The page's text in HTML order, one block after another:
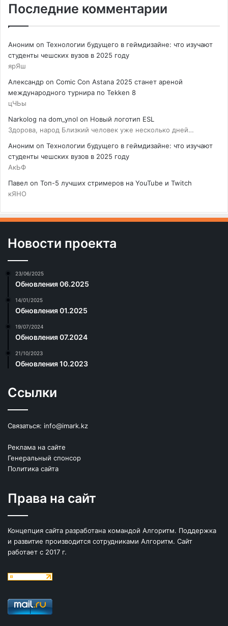
Последние комментарии
Аноним on Технологии будущего в геймдизайне: что изучают
студенты чешских вузов в 2025 году
ярЯш
Александр on Comic Con Astana 2025 станет ареной
международного турнира по Tekken 8
цЧЬы
Narkolog na dom_ynol on Новый логотип ESL
Здорова, народ Близкий человек уже несколько дней…
Аноним on Технологии будущего в геймдизайне: что изучают
студенты чешских вузов в 2025 году
АкЬФ
Павел on Топ-5 лучших стримеров на YouTube и Twitch
кЯНО
Новости проекта
23/06/2025
Обновления 06.2025
14/01/2025
Обновления 01.2025
19/07/2024
Обновления 07.2024
21/10/2023
Обновления 10.2023
Ссылки
Связаться: info@imark.kz
Реклама на сайте
Генеральный спонсор
Политика сайта
Права на сайт
Концепция сайта разработана командой Алгоритм. Поддержка
и развитие производится сотрудниками Алгоритм. Сайт
работает с 2017 г.